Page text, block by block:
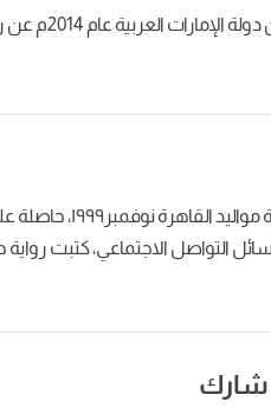
عام 2014م عن رواية الفيل الأزرق.
كاتبة روائية وصحفية
التواصل الاجتماعي، كتبت رواية
شارك